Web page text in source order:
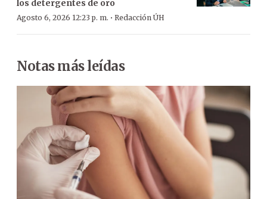
los detergentes de oro
Agosto 6, 2026 12:23 p. m. · Redacción ÚH
Notas más leídas